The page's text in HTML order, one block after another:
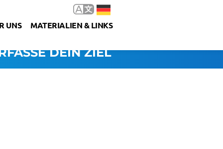
UNS MATERIALIEN & LINKS
DEIN ZIEL